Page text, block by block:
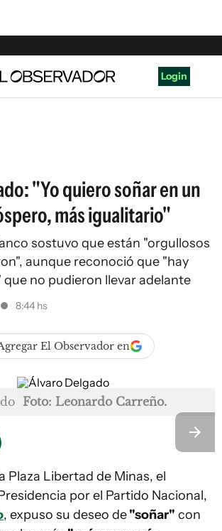
Login
"Yo quiero soñar en un
más igualitario"
sostuvo que están "orgullosos
aunque reconoció que "hay
que no pudieron llevar adelante
8:44 hs
El Observador en
Foto: Leonardo Carreño.
Plaza Libertad de Minas, el
por el Partido Nacional,
, expuso su deseo de"soñar" con